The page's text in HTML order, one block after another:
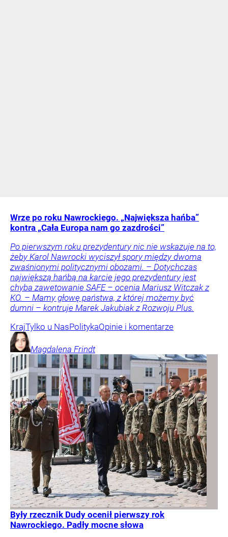
Wrze po roku Nawrockiego. „Największa hańba”
kontra „Cała Europa nam go zazdrości”
Po pierwszym roku prezydentury nic nie wskazuje na to,
żeby Karol Nawrocki wyciszył spory między dwoma
zwaśnionymi politycznymi obozami. – Dotychczas
największą hańbą na karcie jego prezydentury jest
chyba zawetowanie SAFE – ocenia Mariusz Witczak z
KO. – Mamy głowę państwa, z której możemy być
dumni – kontruje Marek Jakubiak z Rozwoju Plus.
KrajTylko u NasPolitykaOpinie i komentarze
Magdalena Frindt
Były rzecznik Dudy ocenił pierwszy rok
Nawrockiego. Padły mocne słowa